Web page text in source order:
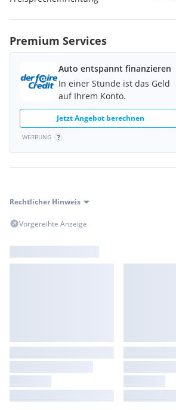
Premium Services
Auto entspannt finanzieren
In einer Stunde ist das Geld
auf Ihrem Konto.
Jetzt Angebot berechnen
WERBUNG
Rechtlicher Hinweis
Vorgereihte Anzeige